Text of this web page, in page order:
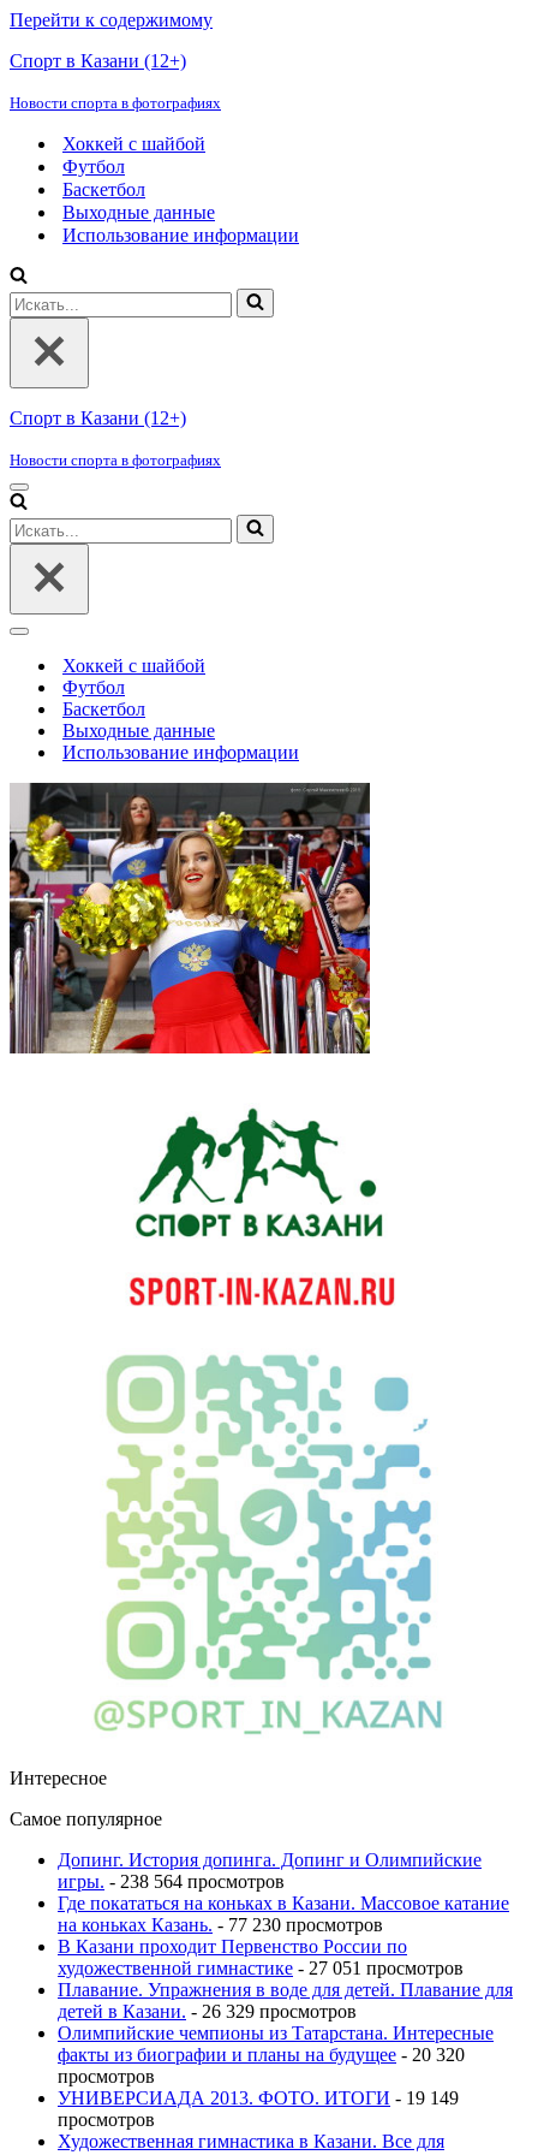
Перейти к содержимому
Спорт в Казани (12+)
Новости спорта в фотографиях
Хоккей с шайбой
Футбол
Баскетбол
Выходные данные
Использование информации
Искать...
Спорт в Казани (12+)
Новости спорта в фотографиях
Меню
навигации
Искать...
Меню
навигацииХоккей с шайбой
Футбол
Баскетбол
Выходные данные
Использование информации
Интересное
Самое популярное
Допинг. История допинга. Допинг и Олимпийские
игры. - 238 564 просмотров
Где покататься на коньках в Казани. Массовое катание
на коньках Казань. - 77 230 просмотров
В Казани проходит Первенство России по
художественной гимнастике - 27 051 просмотров
Плавание. Упражнения в воде для детей. Плавание для
детей в Казани. - 26 329 просмотров
Олимпийские чемпионы из Татарстана. Интересные
факты из биографии и планы на будущее - 20 320
просмотров
УНИВЕРСИАДА 2013. ФОТО. ИТОГИ - 19 149
просмотров
Художественная гимнастика в Казани. Все для